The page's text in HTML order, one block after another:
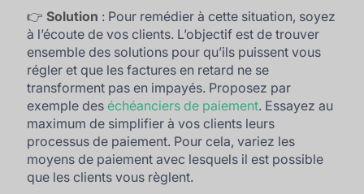
👉Solution : Pour remédier à cette situation, soyez
à l’écoute de vos clients. L’objectif est de trouver
ensemble des solutions pour qu’ils puissent vous
régler et que les factures en retard ne se
transforment pas en impayés. Proposez par
exemple deséchéanciers de paiement. Essayez au
maximum de simplifier à vos clients leurs
processus de paiement. Pour cela, variez les
moyens de paiement avec lesquels il est possible
que les clients vous règlent.